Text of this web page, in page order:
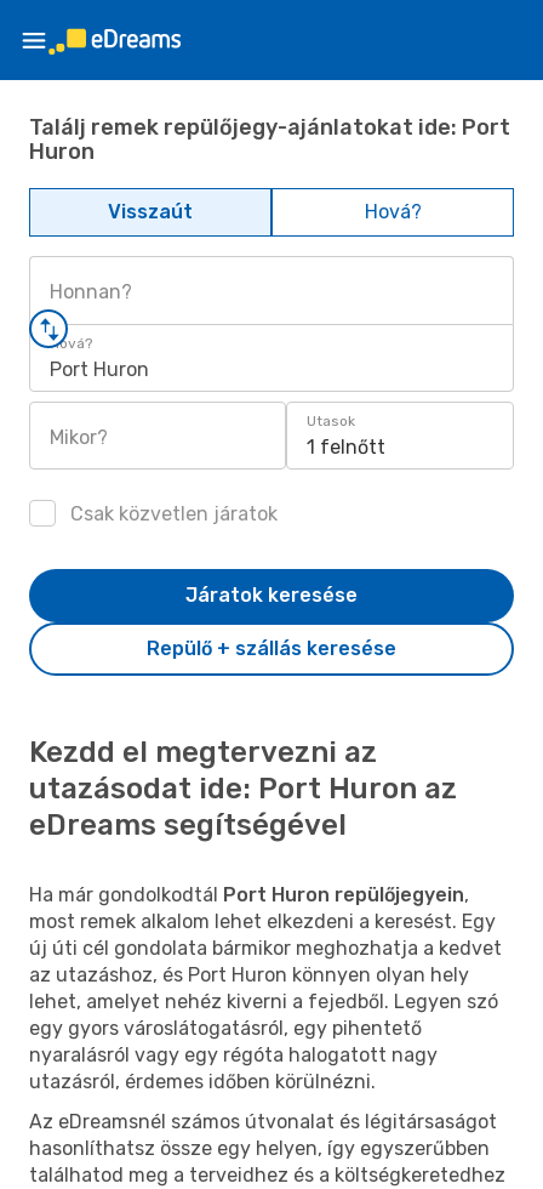
Találj remek repülőjegy-ajánlatokat ide: Port
Huron
Visszaút Hová?
Honnan?
Hová?
Port Huron
Mikor?
Utasok
1 felnőtt
Csak közvetlen járatok
Repülő + szállás keresése
Járatok keresése
Kezdd el megtervezni az
utazásodat ide: Port Huron az
eDreams segítségével
Ha már gondolkodtál Port Huron repülőjegyein,
most remek alkalom lehet elkezdeni a keresést. Egy
új úti cél gondolata bármikor meghozhatja a kedvet
az utazáshoz, és Port Huron könnyen olyan hely
lehet, amelyet nehéz kiverni a fejedből. Legyen szó
egy gyors városlátogatásról, egy pihentető
nyaralásról vagy egy régóta halogatott nagy
utazásról, érdemes időben körülnézni.
Az eDreamsnél számos útvonalat és légitársaságot
hasonlíthatsz össze egy helyen, így egyszerűbben
találhatod meg a terveidhez és a költségkeretedhez